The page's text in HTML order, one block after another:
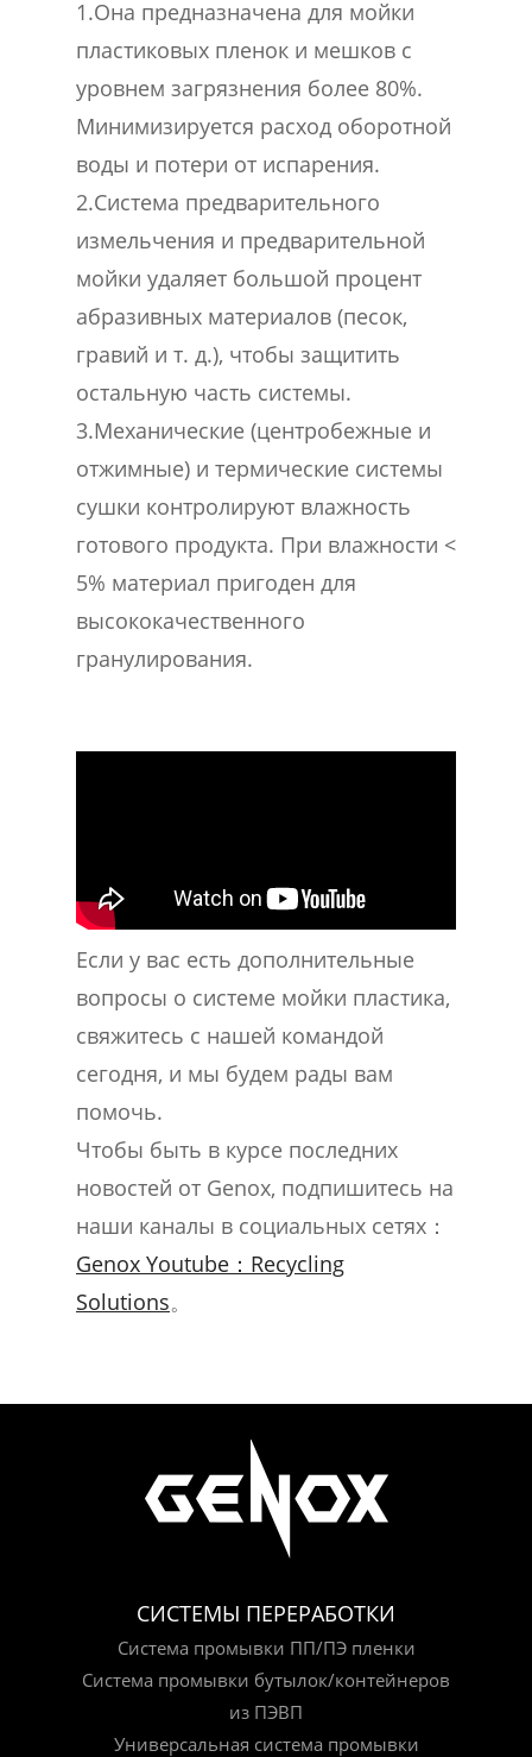
1.Она предназначена для мойки
пластиковых пленок и мешков с
уровнем загрязнения более 80%.
Минимизируется расход оборотной
воды и потери от испарения.
2.Система предварительного
измельчения и предварительной
мойки удаляет большой процент
абразивных материалов (песок,
гравий и т. д.), чтобы защитить
остальную часть системы.
3.Механические (центробежные и
отжимные) и термические системы
сушки контролируют влажность
готового продукта. При влажности <
5% материал пригоден для
высококачественного
гранулирования.
Если у вас есть дополнительные
вопросы о системе мойки пластика,
свяжитесь с нашей командой
сегодня, и мы будем рады вам
помочь.
Чтобы быть в курсе последних
новостей от Genox, подпишитесь на
наши каналы в социальных сетях：
Genox Youtube：Recycling
Solutions。
СИСТЕМЫ ПЕРЕРАБОТКИ
Система промывки ПП/ПЭ пленки
Система промывки бутылок/контейнеров
из ПЭВП
Универсальная система промывки